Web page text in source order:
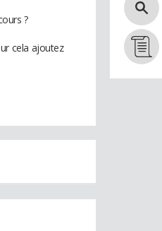
?
cela ajoutez